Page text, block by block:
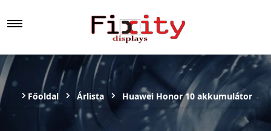
Főoldal Árlista Huawei Honor 10 akkumulátor